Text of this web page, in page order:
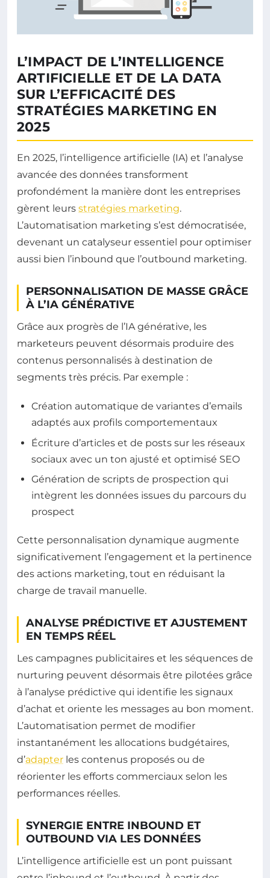
L’IMPACT DE L’INTELLIGENCE
ARTIFICIELLE ET DE LA DATA
SUR L’EFFICACITÉ DES
STRATÉGIES MARKETING EN
2025
En 2025, l’intelligence artificielle (IA) et l’analyse
avancée des données transforment
profondément la manière dont les entreprises
gèrent leurs stratégies marketing.
L’automatisation marketing s’est démocratisée,
devenant un catalyseur essentiel pour optimiser
aussi bien l’inbound que l’outbound marketing.
PERSONNALISATION DE MASSE GRÂCE
À L’IA GÉNÉRATIVE
Grâce aux progrès de l’IA générative, les
marketeurs peuvent désormais produire des
contenus personnalisés à destination de
segments très précis. Par exemple :
Création automatique de variantes d’emails
adaptés aux profils comportementaux
Écriture d’articles et de posts sur les réseaux
sociaux avec un ton ajusté et optimisé SEO
Génération de scripts de prospection qui
intègrent les données issues du parcours du
prospect
Cette personnalisation dynamique augmente
significativement l’engagement et la pertinence
des actions marketing, tout en réduisant la
charge de travail manuelle.
ANALYSE PRÉDICTIVE ET AJUSTEMENT
EN TEMPS RÉEL
Les campagnes publicitaires et les séquences de
nurturing peuvent désormais être pilotées grâce
à l’analyse prédictive qui identifie les signaux
d’achat et oriente les messages au bon moment.
L’automatisation permet de modifier
instantanément les allocations budgétaires,
d’adapter les contenus proposés ou de
réorienter les efforts commerciaux selon les
performances réelles.
SYNERGIE ENTRE INBOUND ET
OUTBOUND VIA LES DONNÉES
L’intelligence artificielle est un pont puissant